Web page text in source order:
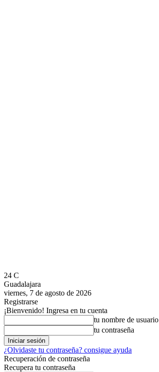
24 C
Guadalajara
viernes, 7 de agosto de 2026
Registrarse
¡Bienvenido! Ingresa en tu cuenta
tu nombre de usuario
tu contraseña
¿Olvidaste tu contraseña? consigue ayuda
Recuperación de contraseña
Recupera tu contraseña